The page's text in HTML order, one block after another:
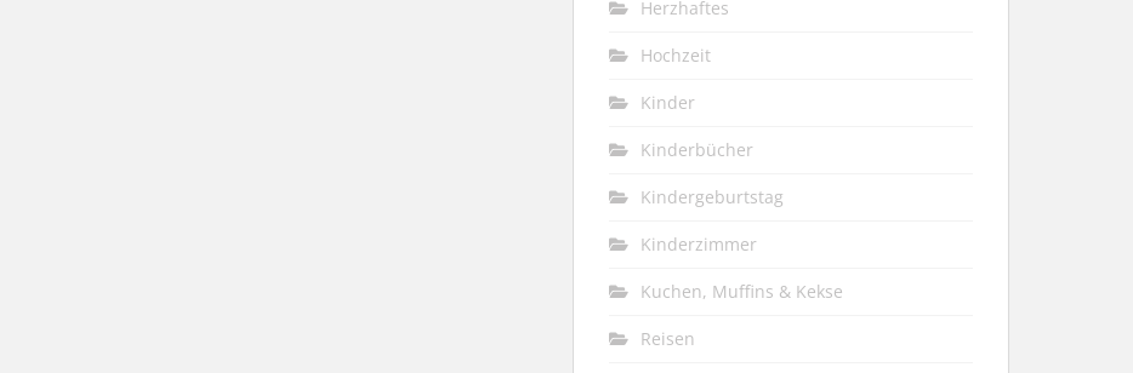
Herzhaftes
Hochzeit
Kinder
Kinderbücher
Kindergeburtstag
Kinderzimmer
Kuchen, Muffins & Kekse
Reisen